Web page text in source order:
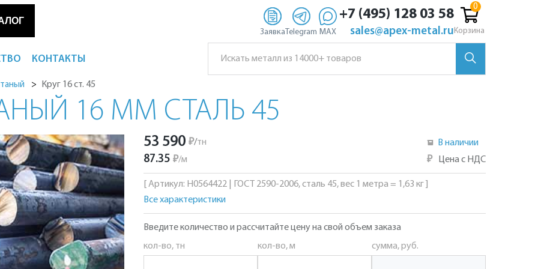
Заявка Telegram MAX
+7 (495) 128 03 58
sales@apex-metal.ru Корзина
КОНТАКТЫ
Круг 16 ст. 45
16 ММ СТАЛЬ 45
53 590 ₽/тн
87.35 ₽/м
В наличии
₽
Цена с НДС
[ Артикул: Н0564422 | ГОСТ 2590-2006, сталь 45, вес 1 метра = 1,63 кг ]
Все характеристики
Введите количество и рассчитайте цену на свой объем заказа
кол-во, тн
кол-во, м сумма, руб.